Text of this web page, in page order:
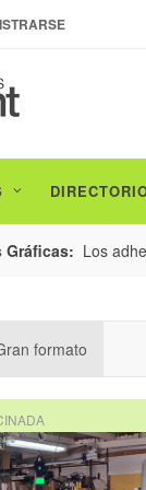
Gráficas:
de Los
formato